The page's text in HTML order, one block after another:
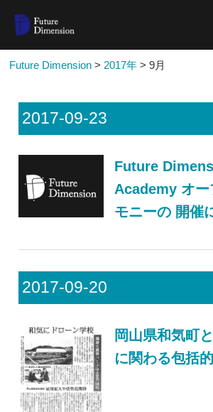
Future Dimension > 2017年 >9月
2017-09-23
Future
Academy オー
モニーの 開催
2017-09-20
岡山県和気町
に関わる包括